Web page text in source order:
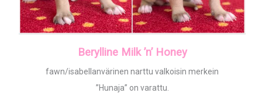
Berylline Milk ’n’ Honey
fawn/isabellanvärinen narttu valkoisin merkein
”Hunaja” on varattu.